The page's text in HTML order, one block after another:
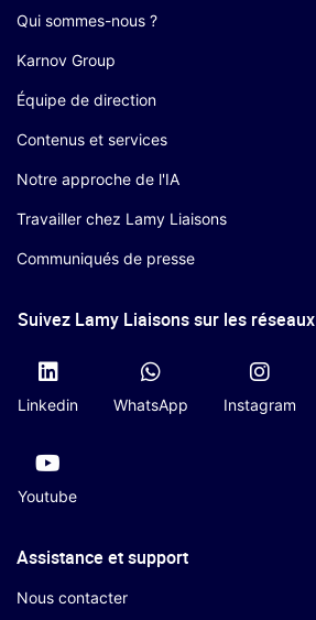
Qui sommes-nous ?
Karnov Group
Équipe de direction
Contenus et services
Notre approche de l'IA
Travailler chez Lamy Liaisons
Communiqués de presse
Suivez Lamy Liaisons sur les réseaux
Linkedin WhatsApp Instagram
Youtube
Assistance et support
Nous contacter